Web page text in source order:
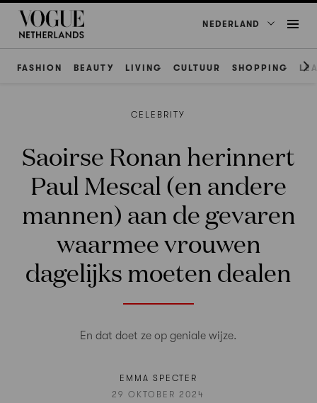
NEDERLAND
FASHION BEAUTY LIVING CULTUUR SHOPPING
CELEBRITY
Saoirse Ronan herinnert
Paul Mescal (en andere
mannen) aan de gevaren
waarmee vrouwen
dagelijks moeten dealen
En dat doet ze op geniale wijze.
EMMA SPECTER
29 OKTOBER 2024